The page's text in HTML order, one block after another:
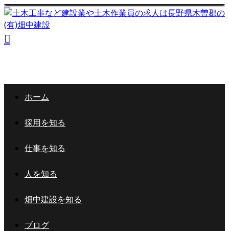
ホーム
採用を知る
仕事を知る
人を知る
畑中建設を知る
ブログ